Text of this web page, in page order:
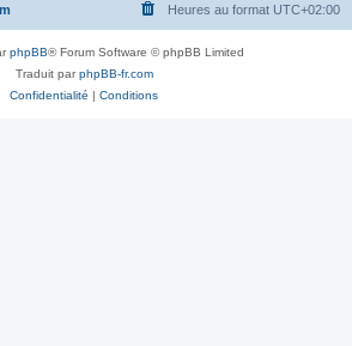
e
Heures au format UTC+02:00
phpBB® Forum Software © phpBB Limited
Traduit parphpBB-fr.com
Confidentialité | Conditions